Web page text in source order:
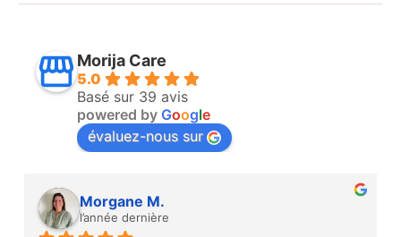
Morija Care
5.0
Basé sur 39 avis
powered by Google
évaluez-nous sur
Morgane M.
l’année dernière